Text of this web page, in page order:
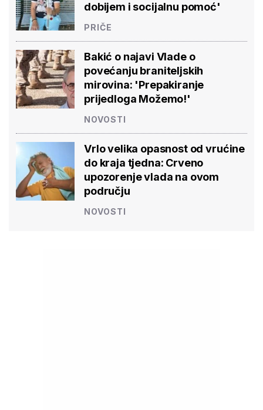
dobijem i socijalnu pomoć'
PRIČE
Bakić o najavi Vlade o
povećanju braniteljskih
mirovina: 'Prepakiranje
prijedloga Možemo!'
NOVOSTI
Vrlo velika opasnost od vrućine
do kraja tjedna: Crveno
upozorenje vlada na ovom
području
NOVOSTI